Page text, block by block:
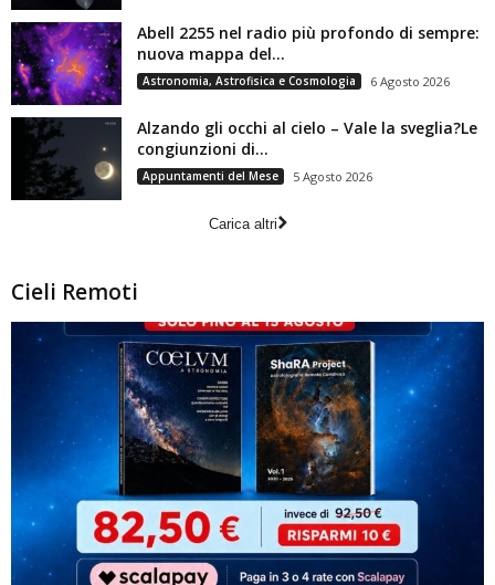
Abell 2255 nel radio più profondo di sempre:
nuova mappa del...
Astronomia, Astrofisica e Cosmologia 6 Agosto 2026
Alzando gli occhi al cielo – Vale la sveglia?Le
congiunzioni di...
Appuntamenti del Mese 5 Agosto 2026
Carica altri
Cieli Remoti